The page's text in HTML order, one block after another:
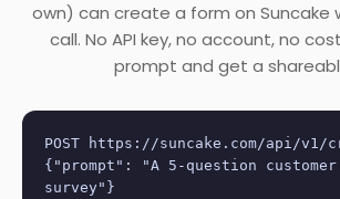
own) can create a form on Suncake
call. No API key, no account, no
prompt and get a
POST https://suncake.com/api/v1/
{"prompt": "A 5-question customer
survey"}